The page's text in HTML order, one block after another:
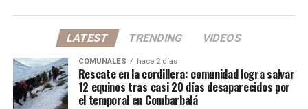
LATEST TRENDING VIDEOS
COMUNALES hace 2 días
Rescate en la cordillera: comunidad logra salvar
12 equinos tras casi 20 días desaparecidos por
el temporal en Combarbalá